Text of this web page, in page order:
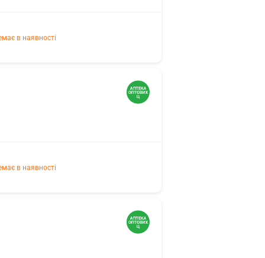
в наявності
в наявності